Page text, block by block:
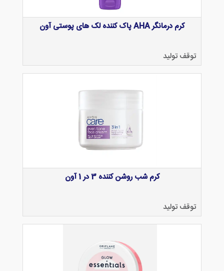
کرم درمانگر AHA پاک کننده لک های پوستی آون
توقف تولید
کرم شب روشن کننده 3 در 1 آون
توقف تولید